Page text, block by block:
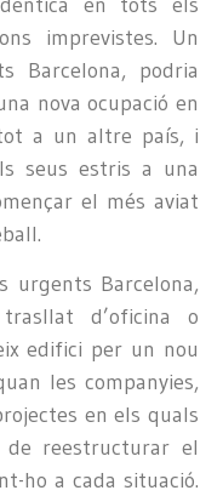
imprevistes. Un
Barcelona, podria
nova ocupació en
a un altre país, i
seus estris a una
el més aviat
urgents Barcelona,
d’oficina o
edifici per un nou
les companyies,
en els quals
de reestructurar el
ho a cada situació.